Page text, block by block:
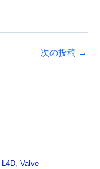
次の投稿 →
L4D,Valve